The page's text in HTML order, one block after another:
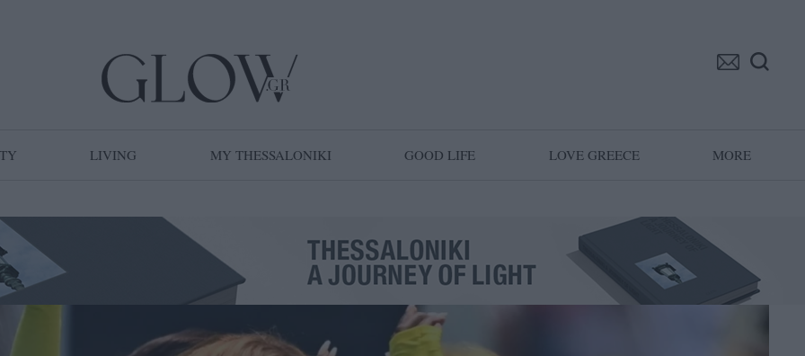
LIVING MY THESSALONIKI GOOD LIFE LOVE GREECE MORE